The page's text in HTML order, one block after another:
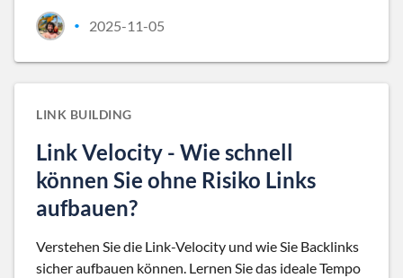
• 2025-11-05
LINK BUILDING
Link Velocity - Wie schnell
können Sie ohne Risiko Links
aufbauen?
Verstehen Sie die Link-Velocity und wie Sie Backlinks
sicher aufbauen können. Lernen Sie das ideale Tempo